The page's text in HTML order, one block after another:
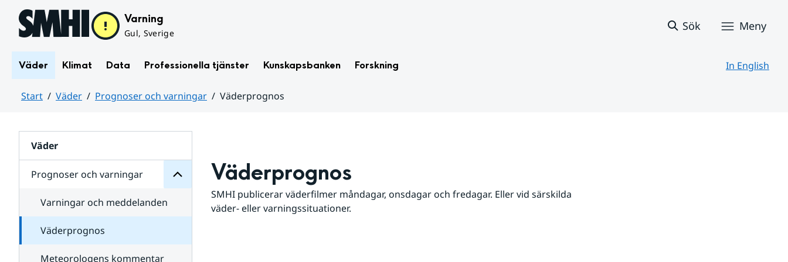
Hoppa till sidans innehåll Varning
Gul, Sverige
Sök Meny
Väder Klimat Data Professionella tjänster Kunskapsbanken Forskning In English
Start Väder Prognoser och varningar
Väderprognos
Väder
Prognoser och varningar
för
varningar
Varningar och meddelanden
Väderprognos
Meteorologens kommentar
Väderprognos
SMHI publicerar väderfilmer måndagar, onsdagar och fredagar. Eller vid särskilda
väder- eller varningssituationer.